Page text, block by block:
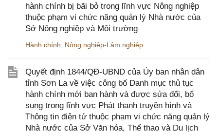
hành chính bị bãi bỏ trong lĩnh vực Nông nghiệp
thuộc phạm vi chức năng quản lý Nhà nước của
Sở Nông nghiệp và Môi trường
Hành chính Nông nghiệp-Lâm nghiệp
Quyết định 1844/QĐ-UBND của Ủy ban nhân dân
tỉnh Sơn La về việc công bố Danh mục thủ tục
hành chính mới ban hành và được sửa đổi, bổ
sung trong lĩnh vực Phát thanh truyền hình và
Thông tin điện tử thuộc phạm vi chức năng quản lý
Nhà nước của Sở Văn hóa, Thể thao và Du lịch